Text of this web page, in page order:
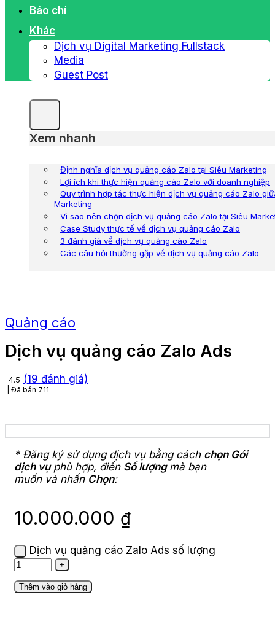
Báo chí
Khác
Dịch vụ Digital Marketing Fullstack
Media
Guest Post
Xem nhanh
Định nghĩa dịch vụ quảng cáo Zalo tại Siêu Marketing
Lợi ích khi thực hiện quảng cáo Zalo với doanh nghiệp
Quy trình hợp tác thực hiện dịch vụ quảng cáo Zalo
Marketing
Vì sao nên chọn dịch vụ quảng cáo Zalo tại Siêu
Case Study thực tế về dịch vụ quảng cáo Zalo
3 đánh giá về dịch vụ quảng cáo Zalo
Các câu hỏi thường gặp về dịch vụ quảng cáo Zalo
Quảng cáo
Dịch vụ quảng cáo Zalo Ads
4.5 (19 đánh giá)
Đã bán 711
* Đăng ký sử dụng dịch vụ bằng cách chọn Gói
dịch vụphù hợp, điền Số lượng mà bạn
muốn và nhấn Chọn:
10.000.000 ₫
Dịch vụ quảng cáo Zalo Ads số lượng
Thêm vào giỏ hàng